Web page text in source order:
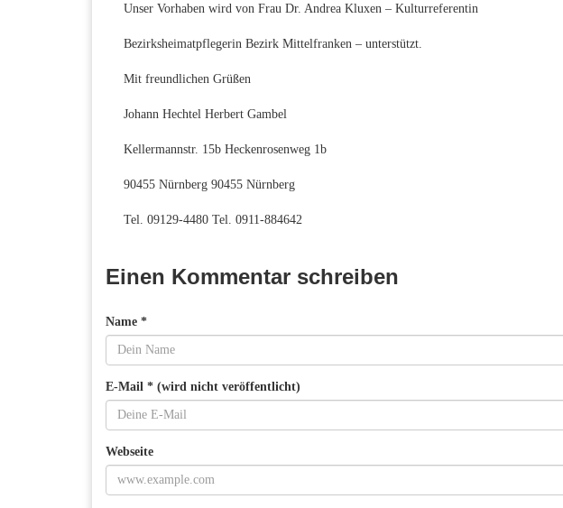
Unser Vorhaben wird von Frau Dr. Andrea Kluxen – Kulturreferentin
Bezirksheimatpflegerin Bezirk Mittelfranken – unterstützt.
Mit freundlichen Grüßen
Johann Hechtel Herbert Gambel
Kellermannstr. 15b Heckenrosenweg 1b
90455 Nürnberg 90455 Nürnberg
Tel. 09129-4480 Tel. 0911-884642
Einen Kommentar schreiben
Name *
E-Mail * (wird nicht veröffentlicht)
Webseite